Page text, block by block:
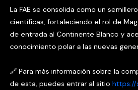
La FAE se consolida como un
científicas, fortaleciendo el rol de
de entrada al Continente Blanco y
conocimiento polar a las nuevas
🔗 Para más información sobre la
de esta, puedes entrar al sitio https://